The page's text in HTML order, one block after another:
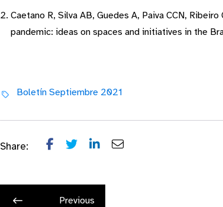
Caetano R, Silva AB, Guedes A, Paiva CCN,
pandemic: ideas on spaces and initiatives in the
Boletín Septiembre 2021
Share:
Previous